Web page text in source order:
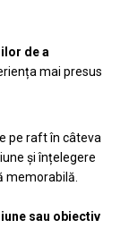
de a
mai presus
pe raft în câteva
și înțelegere
memorabilă.
sau obiectiv